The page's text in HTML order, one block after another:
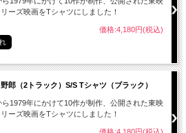
ーズ映画をTシャツにしました！
価格:4,180円(税込)
野郎（2トラック）S/S Tシャツ（ブラック）
ら1979年にかけて10作が制作、公開された東映
ーズ映画をTシャツにしました！